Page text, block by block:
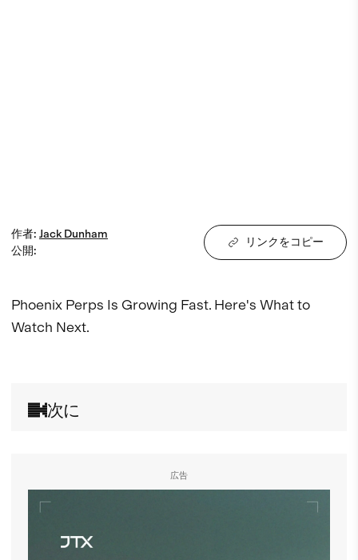
次に
作者: Jack Dunham
公開:
リンクをコピー
Phoenix Perps Is Growing Fast. Here's What to
Watch Next.
広告